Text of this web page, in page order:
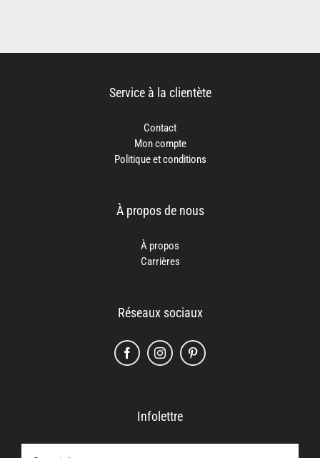
Service à la clientète
Contact
Mon compte
Politique et conditions
À propos de nous
À propos
Carrières
Réseaux sociaux
Infolettre